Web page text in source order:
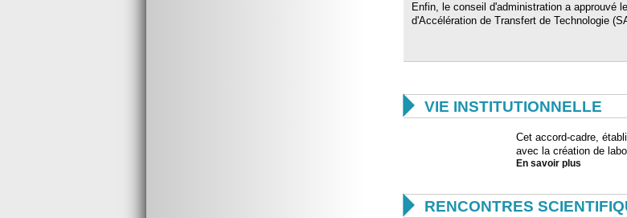
Enfin, le conseil d'administration a approuvé
d'Accélération de Transfert de Technologie
 VIE INSTITUTIONNELLE
Cet accord-cadre,
avec la création de
En savoir plus
 RENCONTRES